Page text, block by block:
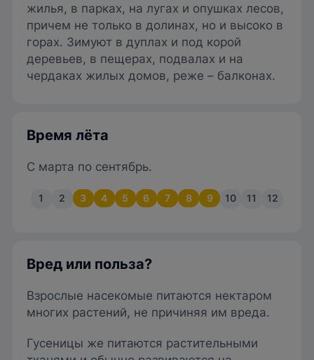
жилья, в парках, на лугах и опушках лесов,
причем не только в долинах, но и высоко в
горах. Зимуют в дуплах и под корой
деревьев, в пещерах, подвалах и на
чердаках жилых домов, реже – балконах.
Время лёта
С марта по сентябрь.
1 2 3 4 5 6 7 8 9 10 11 12
Вред или польза?
Взрослые насекомые питаются нектаром
многих растений, не причиняя им вреда.
Гусеницы же питаются растительными